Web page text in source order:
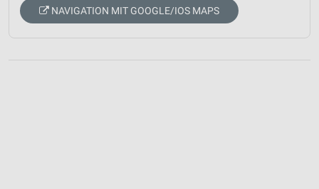
NAVIGATION MIT GOOGLE/IOS MAPS